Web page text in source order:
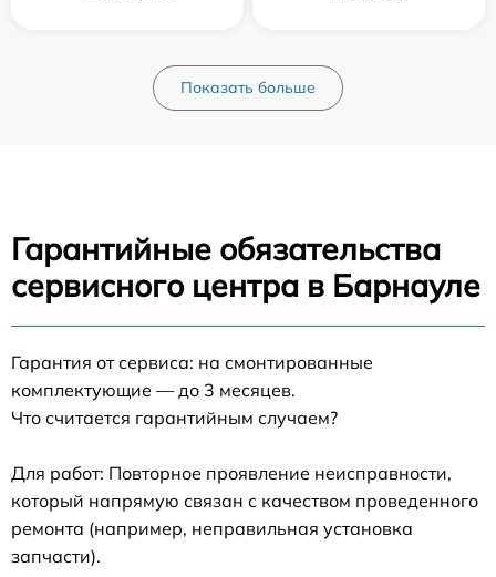
Показать больше
Гарантийные обязательства
сервисного центра в Барнауле
Гарантия от сервиса: на смонтированные
комплектующие — до 3 месяцев.
Что считается гарантийным случаем?
Для работ: Повторное проявление неисправности,
который напрямую связан с качеством проведенного
ремонта (например, неправильная установка
запчасти).